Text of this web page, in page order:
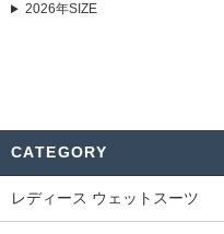
2026年SIZE
CATEGORY
レディース ウェットスーツ